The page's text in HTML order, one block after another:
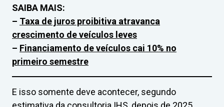
SAIBA MAIS:
– Taxa de juros proibitiva atravanca
crescimento de veículos leves
– Financiamento de veículos cai 10% no
primeiro semestre
E isso somente deve acontecer, segundo